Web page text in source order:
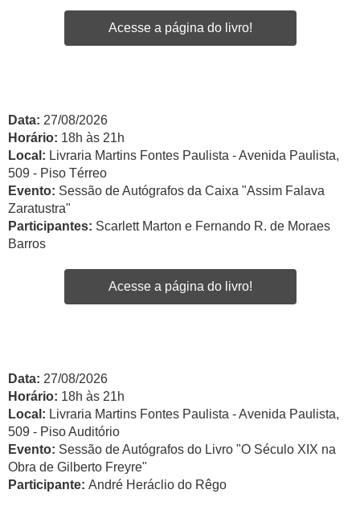
Acesse a página do livro!
Data: 27/08/2026
Horário: 18h às 21h
Local: Livraria Martins Fontes Paulista - Avenida Paulista,
509 - Piso Térreo
Evento: Sessão de Autógrafos da Caixa "Assim Falava
Zaratustra"
Participantes: Scarlett Marton e Fernando R. de Moraes
Barros
Acesse a página do livro!
Data: 27/08/2026
Horário: 18h às 21h
Local: Livraria Martins Fontes Paulista - Avenida Paulista,
509 - Piso Auditório
Evento: Sessão de Autógrafos do Livro "O Século XIX na
Obra de Gilberto Freyre"
Participante: André Heráclio do Rêgo